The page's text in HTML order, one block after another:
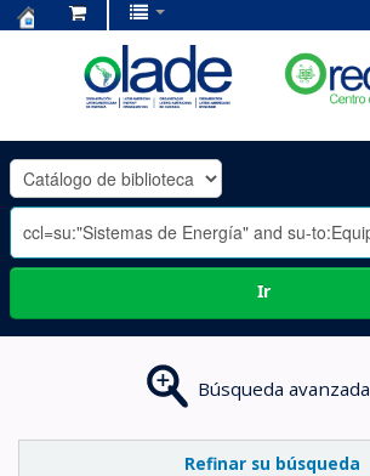
OLADE
-
Ir
Búsqueda avanzada
Refinar su búsqueda